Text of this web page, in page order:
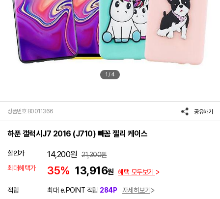
1 /4
상품번호 B0011366 공유하기
하푼 갤럭시J7 2016 (J710) 빼꼼 젤리 케이스
할인가 14,200원 21,300원
최대혜택가
35% 13,916원 혜택 모두보기
적립 최대 e.POINT 적립 284P
자세히보기